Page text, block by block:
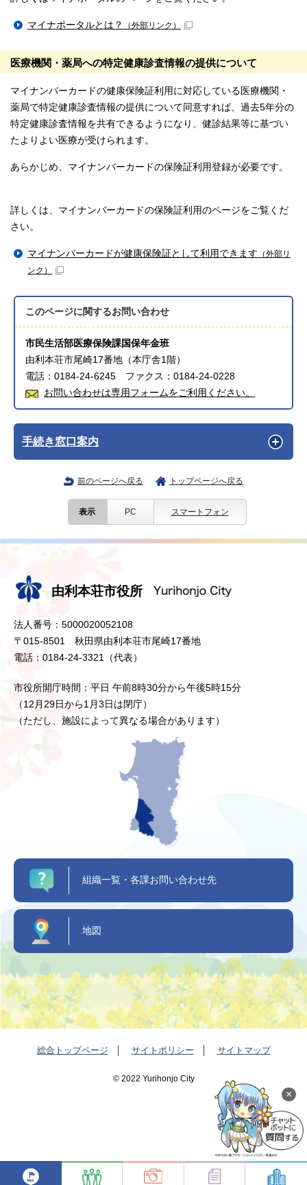
マイナポータルとは？ （外部リンク）
医療機関・薬局への特定健康診査情報の提供について
マイナンバーカードの健康保険証利用に対応している医療機関・
薬局で特定健康診査情報の提供について同意すれば、過去5年分の
特定健康診査情報を共有できるようになり、健診結果等に基づい
たよりよい医療が受けられます。
あらかじめ、マイナンバーカードの保険証利用登録が必要です。
詳しくは、マイナンバーカードの保険証利用のページをご覧くだ
さい。
マイナンバーカードが健康保険証として利用できます （外部リ
ンク）
このページに関するお問い合わせ
市民生活部医療保険課国保年金班
由利本荘市尾崎17番地（本庁舎1階）
電話：0184-24-6245 ファクス：0184-24-0228
お問い合わせは専用フォームをご利用ください。
手続き窓口案内
前のページへ戻る トップページへ戻る
表示 PC スマートフォン
×
由利本荘市役所
法人番号：5000020052108
〒015-8501 秋田県由利本荘市尾崎17番地
電話：0184-24-3321（代表）
市役所開庁時間：平日 午前8時30分から午後5時15分
（12月29日から1月3日は閉庁）
（ただし、施設によって異なる場合があります）
組織一覧・各課お問い合わせ先
地図
総合トップページ サイトポリシー サイトマップ
©️ 2022 Yurihonjo City